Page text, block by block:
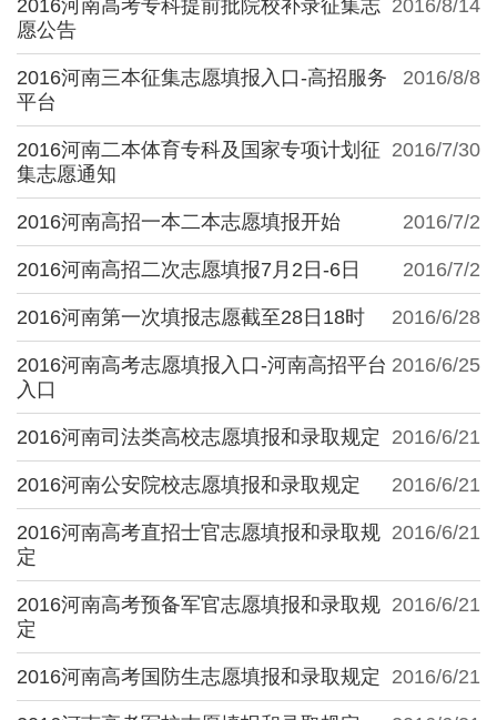
2016/8/14
2016河南高考专科提前批院校补录征集志
愿公告
2016/8/8
2016河南三本征集志愿填报入口-高招服务
平台
2016/7/30
2016河南二本体育专科及国家专项计划征
集志愿通知
2016/7/2
2016河南高招一本二本志愿填报开始
2016/7/2
2016河南高招二次志愿填报7月2日-6日
2016/6/28
2016河南第一次填报志愿截至28日18时
2016/6/25
2016河南高考志愿填报入口-河南高招平台
入口
2016/6/21
2016河南司法类高校志愿填报和录取规定
2016/6/21
2016河南公安院校志愿填报和录取规定
2016/6/21
2016河南高考直招士官志愿填报和录取规
定
2016/6/21
2016河南高考预备军官志愿填报和录取规
定
2016/6/21
2016河南高考国防生志愿填报和录取规定